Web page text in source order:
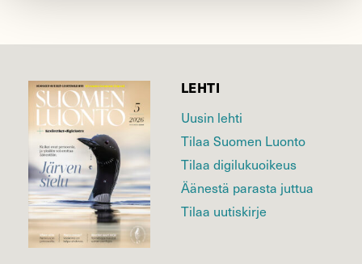
LEHTI
Uusin lehti
Tilaa Suomen Luonto
Tilaa digilukuoikeus
Äänestä parasta juttua
Tilaa uutiskirje